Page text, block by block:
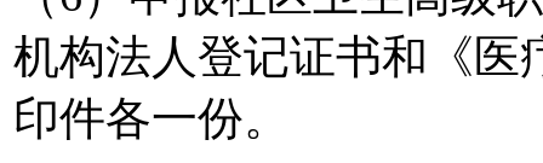
机构法人登记证书和《医
印件各一份。